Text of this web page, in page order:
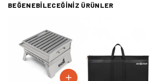
BEĞENEBILECEĞINIZ ÜRÜNLER